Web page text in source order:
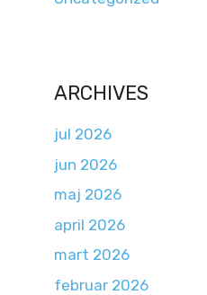
ARCHIVES
jul 2026
jun 2026
maj 2026
april 2026
mart 2026
februar 2026